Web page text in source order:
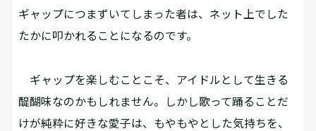
ギャップにつまずいてしまった者は、ネット上でした
たかに叩かれることになるのです。
ギャップを楽しむことこそ、アイドルとして生きる
醍醐味なのかもしれません。しかし歌って踊ることだ
けが純粋に好きな愛子は、もやもやとした気持ちを、